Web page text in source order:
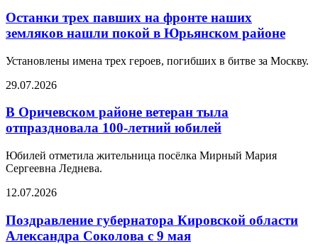
Останки трех павших на фронте наших
земляков нашли покой в Юрьянском районе
Установлены имена трех героев, погибших в битве за Москву.
29.07.2026
В Оричевском районе ветеран тыла
отпраздновала 100-летний юбилей
Юбилей отметила жительница посёлка Мирный Мария
Сергеевна Леднева.
12.07.2026
Поздравление губернатора Кировской области
Александра Соколова с 9 мая